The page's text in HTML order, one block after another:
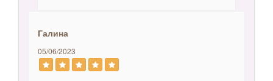
Галина
05/06/2023